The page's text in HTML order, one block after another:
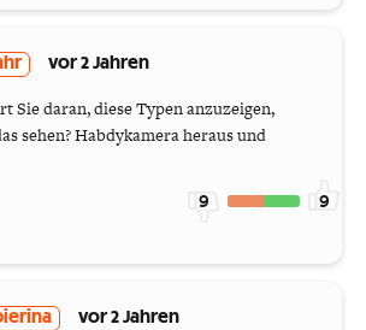
vor 2 Jahren
Sie daran, diese Typen anzuzeigen,
sehen? Habdykamera heraus und
9 9
vor 2 Jahren